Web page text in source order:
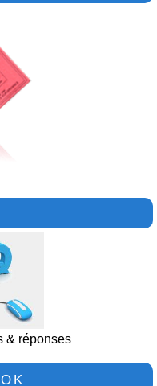
& réponses